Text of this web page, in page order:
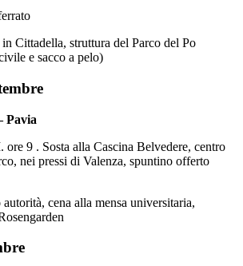
Cittadella, struttura del Parco del Po
e sacco a pelo)
Pavia
ore 9 . Sosta alla Cascina Belvedere, centro
nei pressi di Valenza, spuntino offerto
cena alla mensa universitaria,